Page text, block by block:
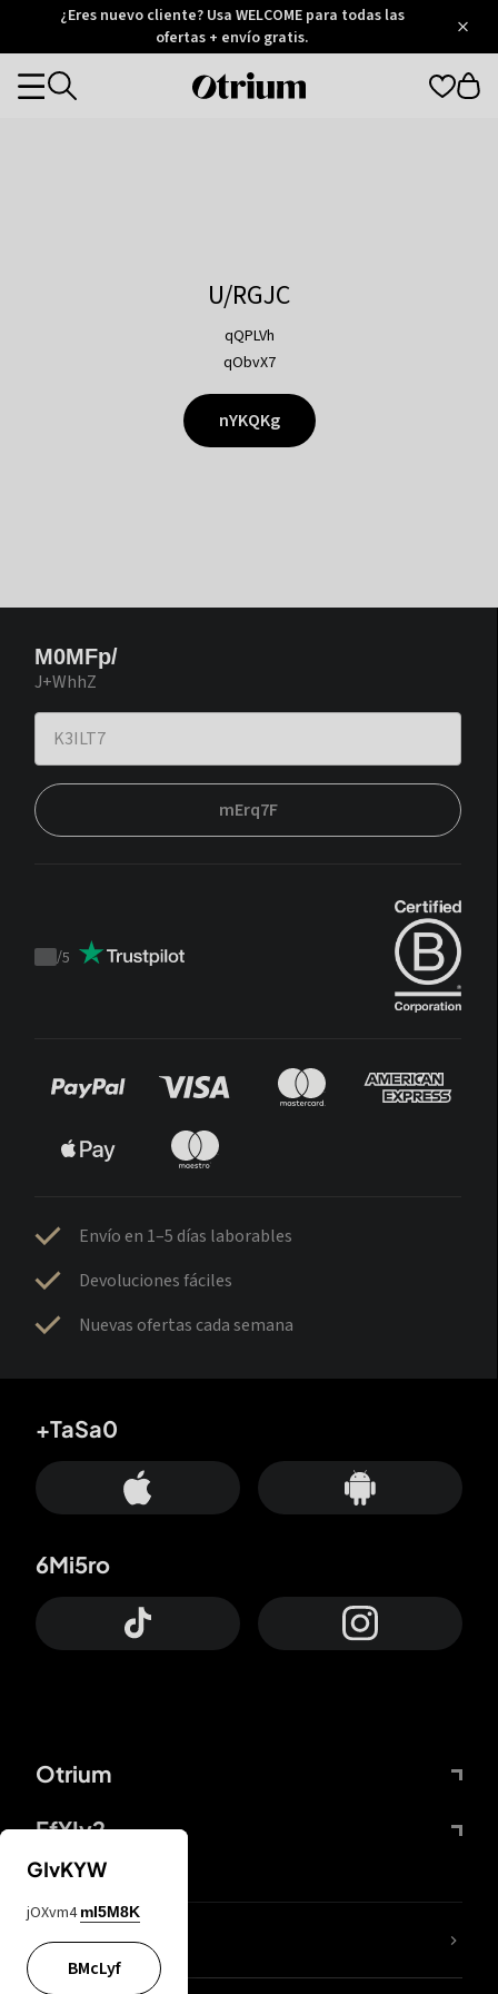
Otrium
Trustpilot
¿Eres nuevo cliente? Usa WELCOME para todas las
ofertas + envío gratis.
Otrium
Categories
U/RGJC
qQPLVh
qObvX7
nYKQKg
M0MFp/
J+WhhZ
mErq7F
Trustpilot
/5
Envío en 1–5 días laborables
Devoluciones fáciles
Nuevas ofertas cada semana
Otrium
FfYIy2
+TaSa0
6Mi5ro
65A04M
GIvKYW
jOXvm4 mI5M8K
BMcLyf